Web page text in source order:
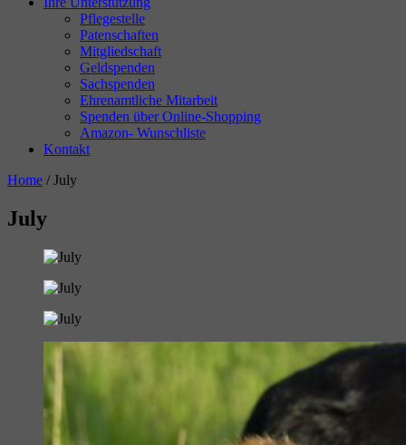
Pflegestelle
Patenschaften
Mitgliedschaft
Geldspenden
Sachspenden
Ehrenamtliche Mitarbeit
Spenden über Online-Shopping
Amazon- Wunschliste
Kontakt
Home /July
July